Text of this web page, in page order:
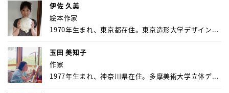
伊佐 久美
絵本作家
1970年生まれ、東京都在住。東京造形大学デザイン...
玉田 美知子
作家
1977年生まれ、神奈川県在住。多摩美術大学立体デ...